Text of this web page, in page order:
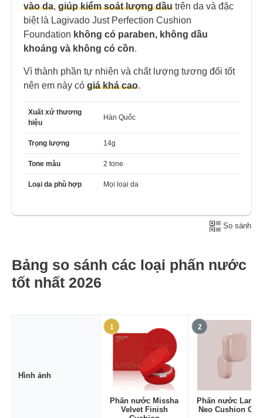
vào da, giúp kiểm soát lượng dầu trên da và đặc
biệt là Lagivado Just Perfection Cushion
Foundation không có paraben, không dầu
khoáng và không có cồn.
Vì thành phần tự nhiên và chất lượng tương đối tốt
nên em này có giá khá cao.
Xuất xứ thương
hiệu
Hàn Quốc
Trọng lượng 14g
Tone màu 2 tone
Loại da phù hợp Mọi loại da
So sánh
Bảng so sánh các loại phấn nước
tốt nhất 2026
Hình ảnh
1
Phấn nước Missha
Velvet Finish
2
Phấn nước
Neo Cushion